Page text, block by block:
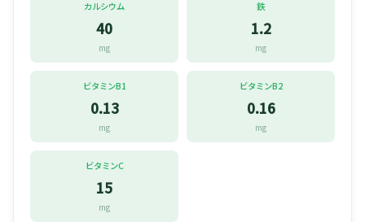
カルシウム
40
mg
鉄
1.2
mg
ビタミンB1
0.13
mg
ビタミンB2
0.16
mg
ビタミンC
15
mg